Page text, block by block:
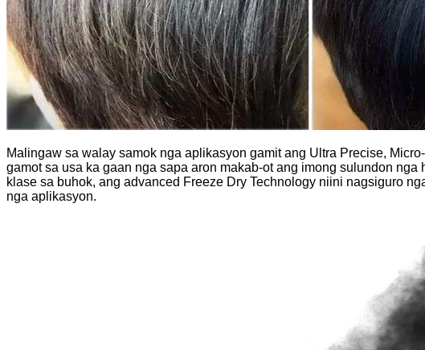
Malingaw sa walay samok nga aplikasyon gamit ang Ultra Precise,
gamot sa usa ka gaan nga sapa aron makab-ot ang imong sulundon nga
klase sa buhok, ang advanced Freeze Dry Technology niini nagsiguro
nga aplikasyon.